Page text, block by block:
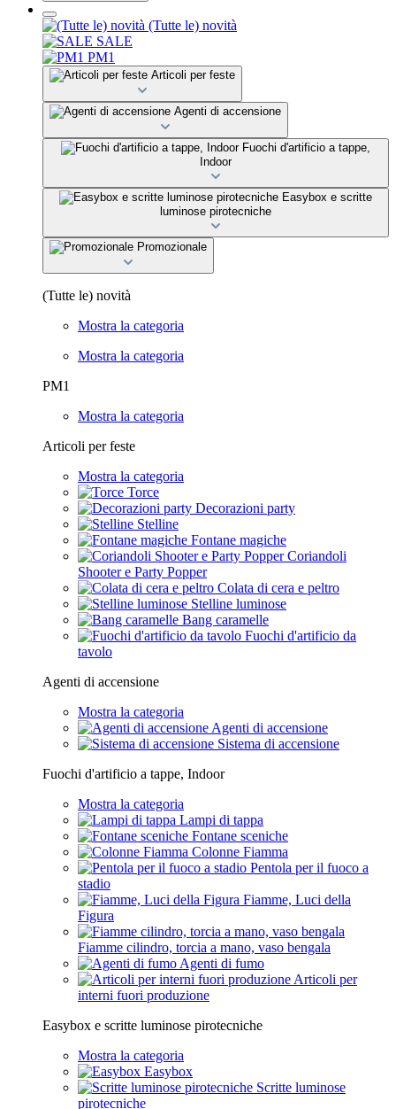
(Tutte le) novità
SALE
PM1
Articoli per feste
Agenti di accensione
Fuochi d'artificio a tappe,
Indoor
Easybox e scritte
luminose pirotecniche
Promozionale
(Tutte le) novità
Mostra la categoria
Mostra la categoria
PM1
Mostra la categoria
Articoli per feste
Mostra la categoria
Torce
Decorazioni party
Stelline
Fontane magiche
Coriandoli
Shooter e Party Popper
Colata di cera e peltro
Stelline luminose
Bang caramelle
Fuochi d'artificio da
tavolo
Agenti di accensione
Mostra la categoria
Agenti di accensione
Sistema di accensione
Fuochi d'artificio a tappe, Indoor
Mostra la categoria
Lampi di tappa
Fontane sceniche
Colonne Fiamma
Pentola per il fuoco a
stadio
Fiamme, Luci della
Figura
Fiamme cilindro, torcia a mano, vaso bengala
Agenti di fumo
Articoli per
interni fuori produzione
Easybox e scritte luminose pirotecniche
Mostra la categoria
Easybox
Scritte luminose
pirotecniche